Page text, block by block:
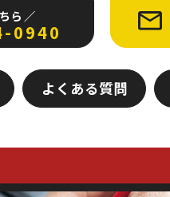
ら ／
0940
よくある質問